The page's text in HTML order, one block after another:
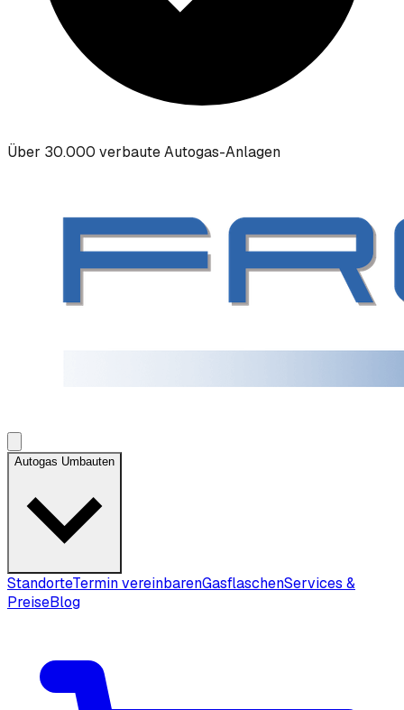
Über 30.000 verbaute Autogas-Anlagen
Autogas Umbauten
StandorteTermin vereinbarenGasflaschenServices &
PreiseBlog